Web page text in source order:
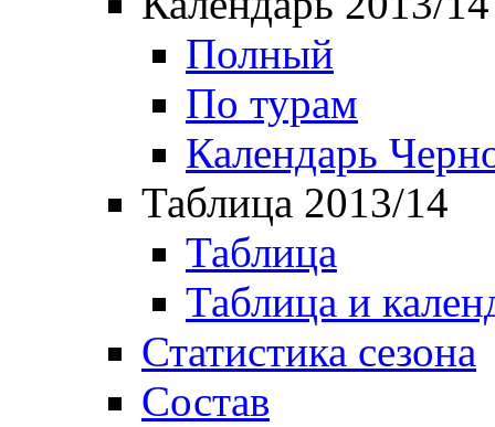
Полный
По турам
Календарь
Таблица 2013/14
Таблица
Таблица и
Статистика сезона
Состав